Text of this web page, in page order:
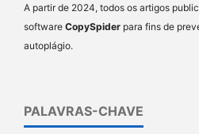
A partir de 2024, todos os artigos
software CopySpider para fins de
autoplágio.
PALAVRAS-CHAVE